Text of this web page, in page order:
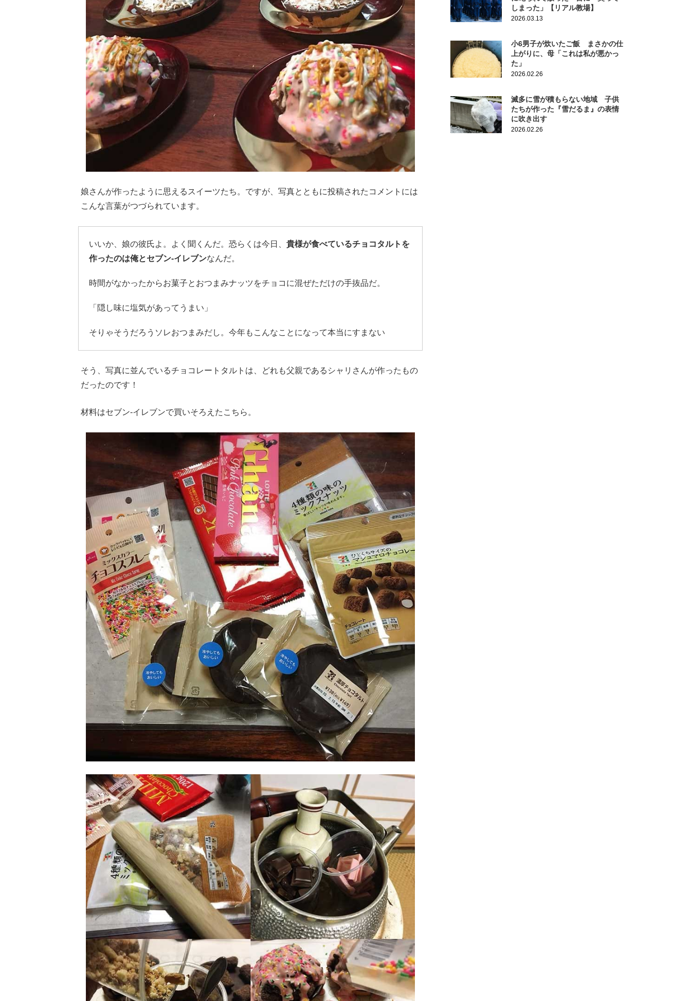
娘さんが作ったように思えるスイーツたち。ですが、写真とともに投稿されたコメントには
こんな言葉がつづられています。
いいか、娘の彼氏よ。よく聞くんだ。恐らくは今日、 貴様が食べているチョコタルトを
作ったのは俺とセブン-イレブンなんだ。
時間がなかったからお菓子とおつまみナッツをチョコに混ぜただけの手抜品だ。
「隠し味に塩気があってうまい」
そりゃそうだろうソレおつまみだし。今年もこんなことになって本当にすまない
そう、写真に並んでいるチョコレートタルトは、どれも父親であるシャリさんが作ったもの
だったのです！
材料はセブン-イレブンで買いそろえたこちら。
しまった」【リアル教場】
2026.03.13
小6男子が炊いたご飯 まさかの仕
上がりに、母「これは私が悪かっ
た」
2026.02.26
滅多に雪が積もらない地域 子供
たちが作った『雪だるま』の表情
に吹き出す
2026.02.26